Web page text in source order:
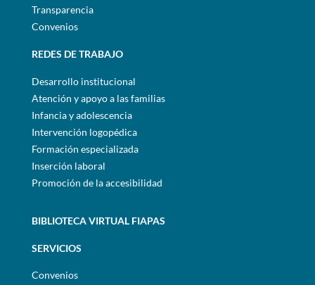
Transparencia
Convenios
REDES DE TRABAJO
Desarrollo institucional
Atención y apoyo a las familias
Infancia y adolescencia
Intervención logopédica
Formación especializada
Inserción laboral
Promoción de la accesibilidad
BIBLIOTECA VIRTUAL FIAPAS
SERVICIOS
Convenios